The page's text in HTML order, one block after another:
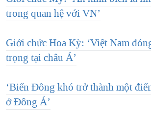
trong quan hệ với VN’
Giới chức Hoa Kỳ: ‘Việt Nam
trọng tại châu Á’
‘Biển Đông khó trở thành một
ở Đông Á’